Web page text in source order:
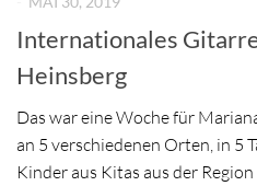
Internationales
Heinsberg
Das war eine Woche für
an 5 verschiedenen Orten, in 5
Kinder aus Kitas aus der